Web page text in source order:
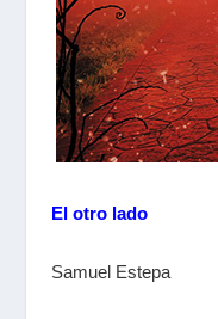
El otro lado
Samuel Estepa